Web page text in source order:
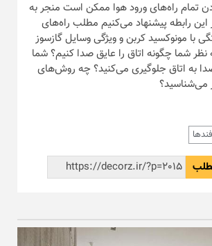
تمام راه‌های ورود هوا ممکن است منجر به
این رابطه پیشنهاد می‌کنیم مطلب راه‌های
با مونوکسید کربن و ویژگی وسایل گازسوز
نظر شما چگونه اتاق را عایق صدا کنیم؟ شما
به اتاق جلوگیری می‌کنید؟ چه روش‌های
می‌شناسید؟